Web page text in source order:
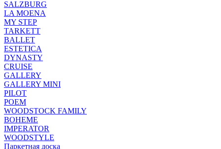
SALZBURG
LA MOENA
MY STEP
TARKETT
BALLET
ESTETICA
DYNASTY
CRUISE
GALLERY
GALLERY MINI
PILOT
POEM
WOODSTOCK FAMILY
BOHEME
IMPERATOR
WOODSTYLE
Паркетная доска